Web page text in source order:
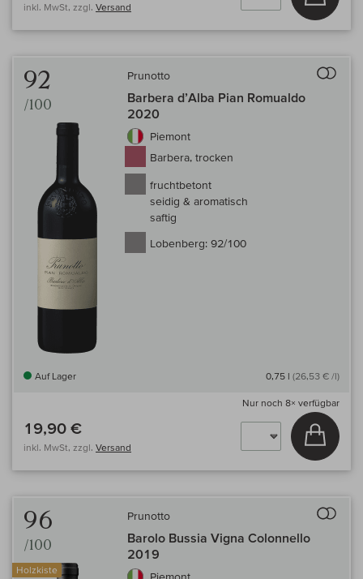
inkl. MwSt, zzgl. Versand
92
/100
Prunotto
Barbera d’Alba Pian Romualdo
2020
Piemont
Barbera, trocken
fruchtbetont
seidig & aromatisch
saftig
Lobenberg: 92/100
Auf Lager 0,75 l (26,53 € /l)
Nur noch 8× verfügbar
19,90 €
inkl. MwSt, zzgl. Versand
In
96
/100
Holzkiste
Prunotto
Barolo Bussia Vigna Colonnello
2019